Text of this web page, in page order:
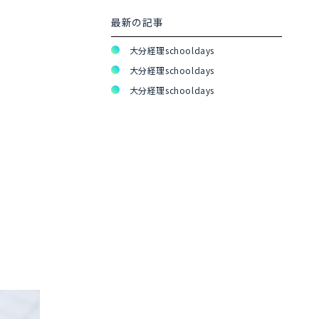
最新の記事
大分経理schooldays
大分経理schooldays
大分経理schooldays